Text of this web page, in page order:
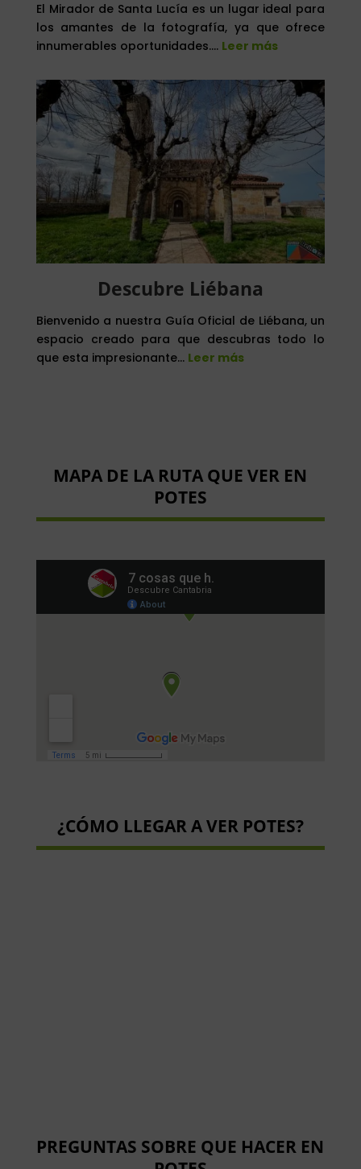
El Mirador de Santa Lucía es un lugar ideal para
los amantes de la fotografía, ya que ofrece
innumerables oportunidades…. Leer más
Descubre Liébana
Bienvenido a nuestra Guía Oficial de Liébana, un
espacio creado para que descubras todo lo
que esta impresionante… Leer más
MAPA DE LA RUTA QUE VER EN
POTES
¿CÓMO LLEGAR A VER POTES?
PREGUNTAS SOBRE QUE HACER EN